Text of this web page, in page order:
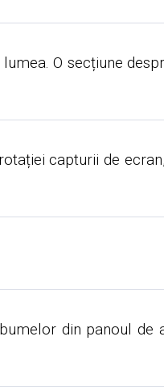
O secțiune
capturii de
din panoul de